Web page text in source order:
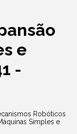
e
-
Robóticos
Simples e